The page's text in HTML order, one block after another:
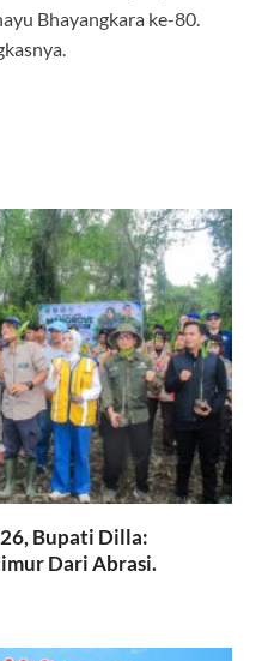
Bhayangkara ke-80.
Bupati Dilla:
Dari Abrasi.